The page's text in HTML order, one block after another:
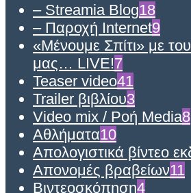
– Streamia Blog18
– Παροχή Internet9
«Μένουμε Σπίτι» με
μας… LIVE!7
Teaser video41
Trailer βιβλίου3
Video mix / Ροή Media8
Αθλήματα10
Απολογιστικά βίντεο
Απονομές βραβείων11
Βιντεοσκόπηση4